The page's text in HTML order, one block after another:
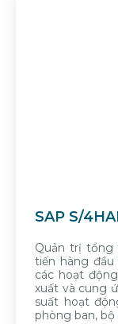
với giải pháp
nghiệp quản
chính, nhân sự,
quả, cải thiện
làm việc của tất